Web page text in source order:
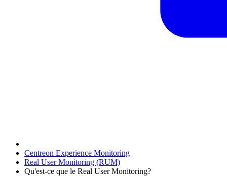
Centreon Experience Monitoring
Real User Monitoring (RUM)
Qu'est-ce que le Real User Monitoring?